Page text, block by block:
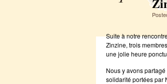
Suite à notre
Zinzine, trois
une jolie heure
Nous y avons
solidarité portées par